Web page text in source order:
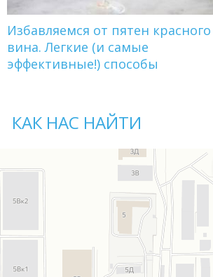
Избавляемся от пятен красного
вина. Легкие (и самые
эффективные!) способы
КАК НАС НАЙТИ